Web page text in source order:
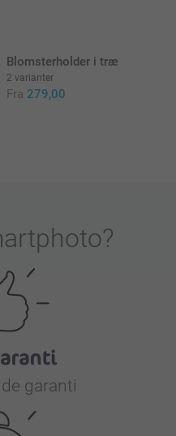
Blomsterholder i træ
2 varianter
Fra 279,00
?
garanti